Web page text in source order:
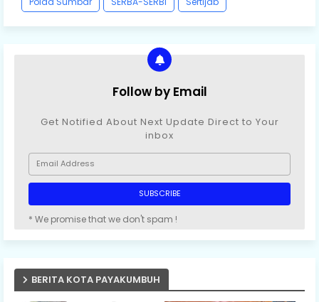
Follow by Email
Get Notified About Next Update Direct to Your
inbox
* We promise that we don't spam !
BERITA KOTA PAYAKUMBUH